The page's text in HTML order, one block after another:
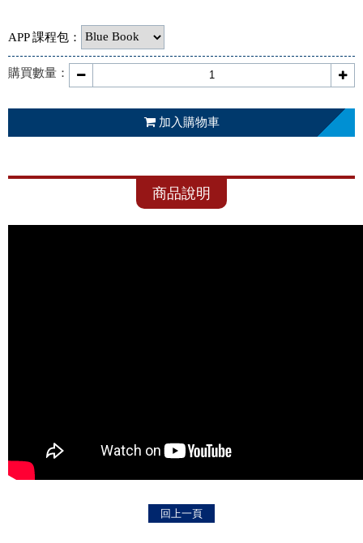
APP 課程包：
購買數量：
加入購物車
商品說明
回上一頁